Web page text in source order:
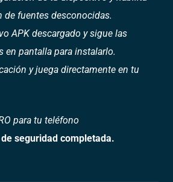
de fuentes desconocidas.
APK descargado y sigue las
en pantalla para instalarlo.
y juega directamente en tu
para tu teléfono
seguridad completada.